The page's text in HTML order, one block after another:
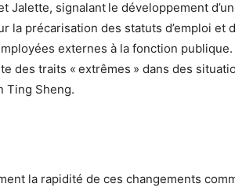
Jalette, signalant le développement
la précarisation des statuts d’emploi et
externes à la fonction publique.
des traits « extrêmes » dans des
Ting Sheng.
la rapidité de ces changements